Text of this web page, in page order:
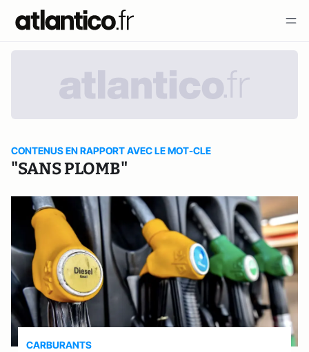
CONTENUS EN RAPPORT AVEC LE MOT-CLE
"SANS PLOMB"
CARBURANTS